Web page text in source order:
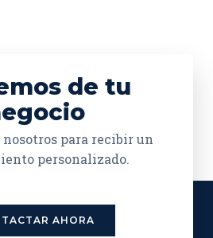
de tu
nosotros para recibir un
personalizado.
AHORA